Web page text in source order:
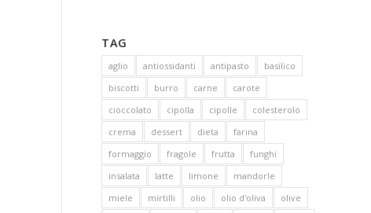
TAG
aglio antiossidanti antipasto
basilico
biscotti
burro carne
carote
cioccolato
cipolla cipolle
colesterolo
crema
dessert dieta
farina
formaggio
fragole frutta
funghi
insalata
latte limone
mandorle
miele
mirtilli olio olio d'oliva
olive